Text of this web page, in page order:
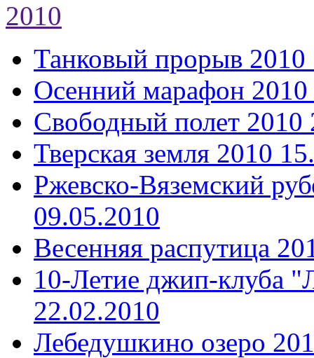
2010
Танковый прорыв 2010
Осенний марафон 2010
Свободный полет 2010
Тверская земля 2010
Ржевско-Вяземский
09.05.2010
Весенняя распутица
10-Летие джип-клуба
22.02.2010
Лебедушкино озеро